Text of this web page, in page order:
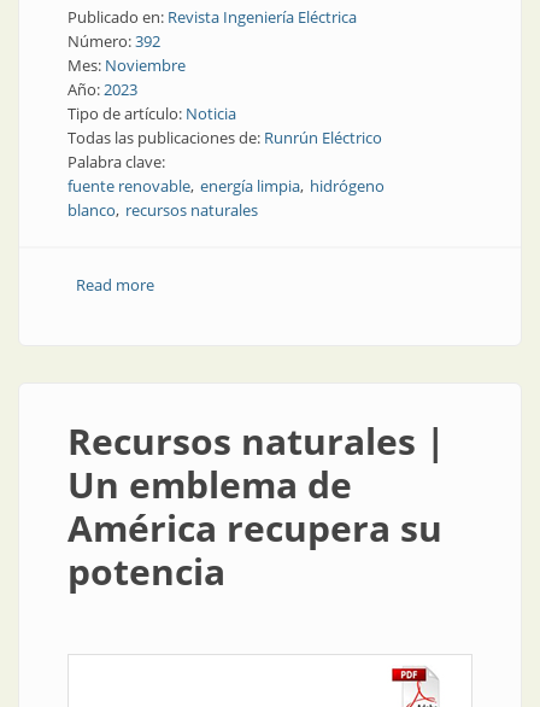
Publicado en: Revista Ingeniería Eléctrica
Número:392
Mes: Noviembre
Año:2023
Tipo de artículo: Noticia
Todas las publicaciones de: Runrún Eléctrico
Palabra clave:
fuente renovable energía limpia hidrógeno
blanco recursos naturales
Read moreabout Hidrógeno blanco en Francia
Recursos naturales |
Un emblema de
América recupera su
potencia